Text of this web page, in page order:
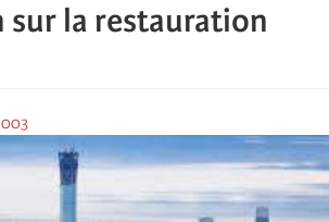
sur la restauration